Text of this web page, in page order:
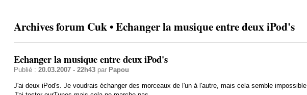
Archives forum Cuk • Echanger la musique entre deux iPod's
Echanger la musique entre deux iPod's
Publié : 20.03.2007 - 22h43par Papou
J'ai deux iPod's. Je voudrais échanger des morceaux de l'un à l'autre, mais cela semble impossible.